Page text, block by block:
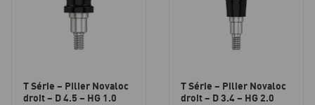
T Série – Pilier Novaloc
droit – D 4.5 – HG 1.0
T Série – Pilier Novaloc
droit – D 3.4 – HG 2.0